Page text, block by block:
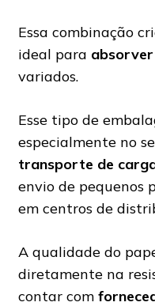
Essa combinação
ideal para
variados.
Esse tipo de
especialmente no
transporte de
envio de pequenos
em centros de
A qualidade do
diretamente na
contar com